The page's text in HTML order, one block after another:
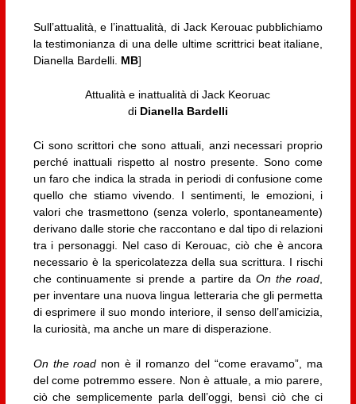
Sull’attualità, e l’inattualità, di Jack Kerouac pubblichiamo
la testimonianza di una delle ultime scrittrici beat italiane,
Dianella Bardelli. MB]
Attualità e inattualità di Jack Keoruac
di Dianella Bardelli
Ci sono scrittori che sono attuali, anzi necessari proprio
perché inattuali rispetto al nostro presente. Sono come
un faro che indica la strada in periodi di confusione come
quello che stiamo vivendo. I sentimenti, le emozioni, i
valori che trasmettono (senza volerlo, spontaneamente)
derivano dalle storie che raccontano e dal tipo di relazioni
tra i personaggi. Nel caso di Kerouac, ciò che è ancora
necessario è la spericolatezza della sua scrittura. I rischi
che continuamente si prende a partire da On the road,
per inventare una nuova lingua letteraria che gli permetta
di esprimere il suo mondo interiore, il senso dell’amicizia,
la curiosità, ma anche un mare di disperazione.
On the road non è il romanzo del “come eravamo”, ma
del come potremmo essere. Non è attuale, a mio parere,
ciò che semplicemente parla dell’oggi, bensì ciò che ci